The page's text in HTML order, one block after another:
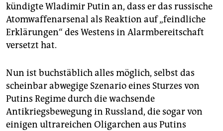
kündigte Wladimir Putin an, dass er das russische
Atomwaffenarsenal als Reaktion auf „feindliche
Erklärungen“ des Westens in Alarmbereitschaft
versetzt hat.
Nun ist buchstäblich alles möglich, selbst das
scheinbar abwegige Szenario eines Sturzes von
Putins Regime durch die wachsende
Antikriegsbewegung in Russland, die sogar von
einigen ultrareichen Oligarchen aus Putins